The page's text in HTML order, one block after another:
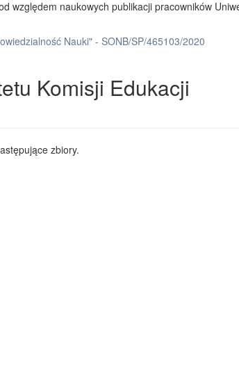
względem naukowych publikacji pracowników
Nauki" - SONB/SP/465103/2020
Komisji Edukacji
zbiory.